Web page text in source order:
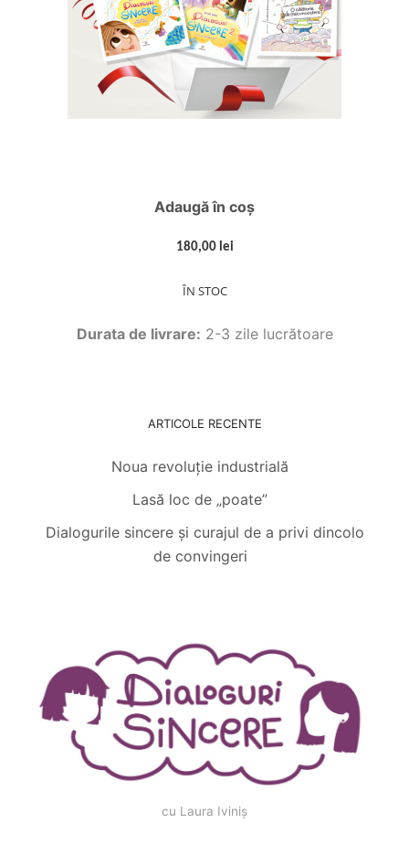
Adaugă în coș
180,00 lei
ÎN STOC
Durata de livrare: 2-3 zile lucrătoare
ARTICOLE RECENTE
Noua revoluție industrială
Lasă loc de „poate”
Dialogurile sincere și curajul de a privi dincolo
de convingeri
cu Laura Iviniș